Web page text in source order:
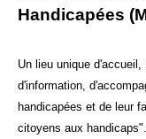
Handicapées
Un lieu unique
d'information,
handicapées et de leur
citoyens aux